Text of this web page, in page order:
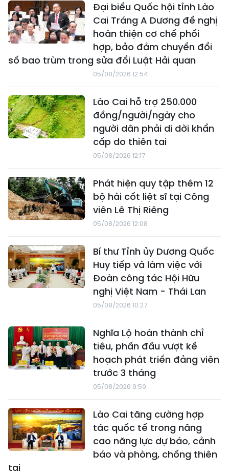
Đại biểu Quốc hội tỉnh Lào
Cai Tráng A Dương đề nghị
hoàn thiện cơ chế phối
hợp, bảo đảm chuyển đổi
số bao trùm trong sửa đổi Luật Hải quan
05/08/2026 12:54
Lào Cai hỗ trợ 250.000
đồng/người/ngày cho
người dân phải di dời khẩn
cấp do thiên tai
05/08/2026 12:17
Phát hiện quy tập thêm 12
bộ hài cốt liệt sĩ tại Công
viên Lê Thị Riêng
05/08/2026 12:08
Bí thư Tỉnh ủy Dương Quốc
Huy tiếp và làm việc với
Đoàn công tác Hội Hữu
nghị Việt Nam - Thái Lan
05/08/2026 10:27
Nghĩa Lộ hoàn thành chỉ
tiêu, phấn đấu vượt kế
hoạch phát triển đảng viên
trước 3 tháng
05/08/2026 9:59
Lào Cai tăng cường hợp
tác quốc tế trong nâng
cao năng lực dự báo, cảnh
báo và phòng, chống thiên
tai